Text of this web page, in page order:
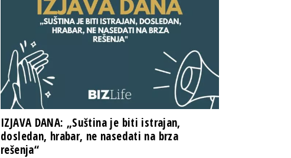
IZJAVA DANA: „Suština je biti istrajan,
dosledan, hrabar, ne nasedati na brza
rešenja“